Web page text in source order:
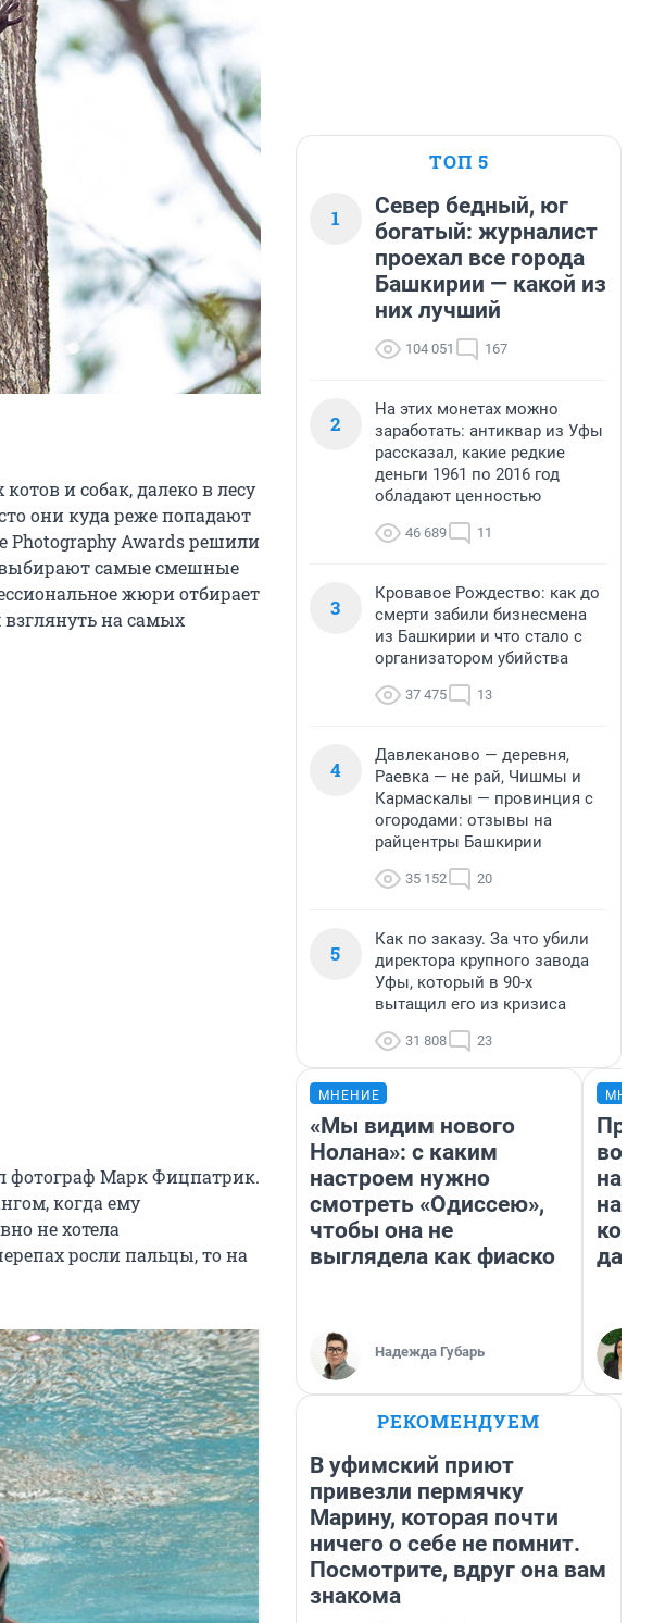
и собак, далеко в лесу
они куда реже попадают
Photography Awards решили
выбирают самые смешные
жюри отбирает
на самых
фотограф Марк Фицпатрик.
когда ему
не хотела
росли пальцы, то на
ТОП 5
1
Север бедный, юг
богатый: журналист
проехал все города
Башкирии — какой из
них лучший
104 051 167
2
На этих монетах можно
заработать: антиквар из Уфы
рассказал, какие редкие
деньги 1961 по 2016 год
обладают ценностью
46 689 11
3
Кровавое Рождество: как до
смерти забили бизнесмена
из Башкирии и что стало с
организатором убийства
37 475 13
4
Давлеканово — деревня,
Раевка — не рай, Чишмы и
Кармаскалы — провинция с
огородами: отзывы на
райцентры Башкирии
35 152 20
5
Как по заказу. За что убили
директора крупного завода
Уфы, который в 90-х
вытащил его из кризиса
31 808 23
МНЕНИЕ
«Мы видим нового
Нолана»: с каким
настроем нужно
смотреть «Одиссею»,
чтобы она не
выглядела как фиаско
Надежда Губарь
нам
даже
РЕКОМЕНДУЕМ
В уфимский приют
привезли пермячку
Марину, которая почти
ничего о себе не помнит.
Посмотрите, вдруг она вам
знакома